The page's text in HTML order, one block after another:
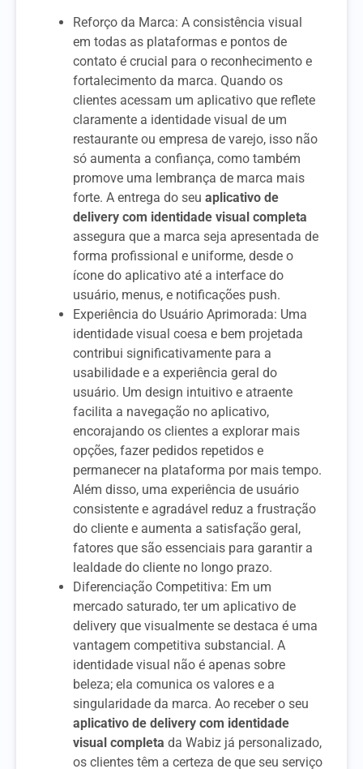
Reforço da Marca: A consistência visual
em todas as plataformas e pontos de
contato é crucial para o reconhecimento e
fortalecimento da marca. Quando os
clientes acessam um aplicativo que reflete
claramente a identidade visual de um
restaurante ou empresa de varejo, isso não
só aumenta a confiança, como também
promove uma lembrança de marca mais
forte. A entrega do seu aplicativo de
delivery com identidade visual completa
assegura que a marca seja apresentada de
forma profissional e uniforme, desde o
ícone do aplicativo até a interface do
usuário, menus, e notificações push.
Experiência do Usuário Aprimorada: Uma
identidade visual coesa e bem projetada
contribui significativamente para a
usabilidade e a experiência geral do
usuário. Um design intuitivo e atraente
facilita a navegação no aplicativo,
encorajando os clientes a explorar mais
opções, fazer pedidos repetidos e
permanecer na plataforma por mais tempo.
Além disso, uma experiência de usuário
consistente e agradável reduz a frustração
do cliente e aumenta a satisfação geral,
fatores que são essenciais para garantir a
lealdade do cliente no longo prazo.
Diferenciação Competitiva: Em um
mercado saturado, ter um aplicativo de
delivery que visualmente se destaca é uma
vantagem competitiva substancial. A
identidade visual não é apenas sobre
beleza; ela comunica os valores e a
singularidade da marca. Ao receber o seu
aplicativo de delivery com identidade
visual completa da Wabiz já personalizado,
os clientes têm a certeza de que seu serviço